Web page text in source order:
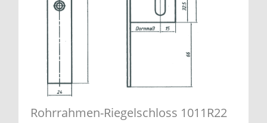
Rohrrahmen-Riegelschloss 1011R22